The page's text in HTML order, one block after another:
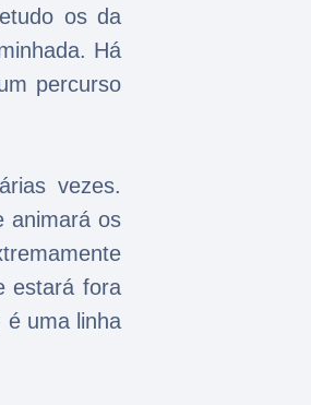
os da
Há
percurso
vezes.
animará os
estará fora
é uma linha